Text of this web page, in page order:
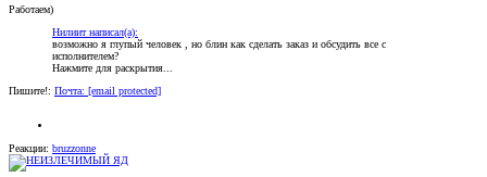
Работаем)
Нилиит написал(а):
возможно я глупый человек , но блин как сделать заказ и обсудить все с
исполнителем?
Нажмите для раскрытия...
Пишите!: Почта: [email protected]
Реакции: bruzzonne